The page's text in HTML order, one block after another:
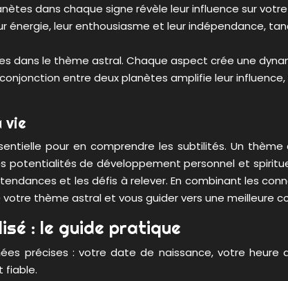
dans chaque signe révèle leur influence sur
leur enthousiasme et leur indépendance,
dans le thème astral. Chaque aspect crée une
entre deux planètes amplifie leur
vie
pour en comprendre les subtilités. Un
de développement personnel et
et les défis à relever. En combinant les
thème astral et vous guider vers une meilleure
: le guide pratique
précises : votre date de naissance, votre heure
fiable.